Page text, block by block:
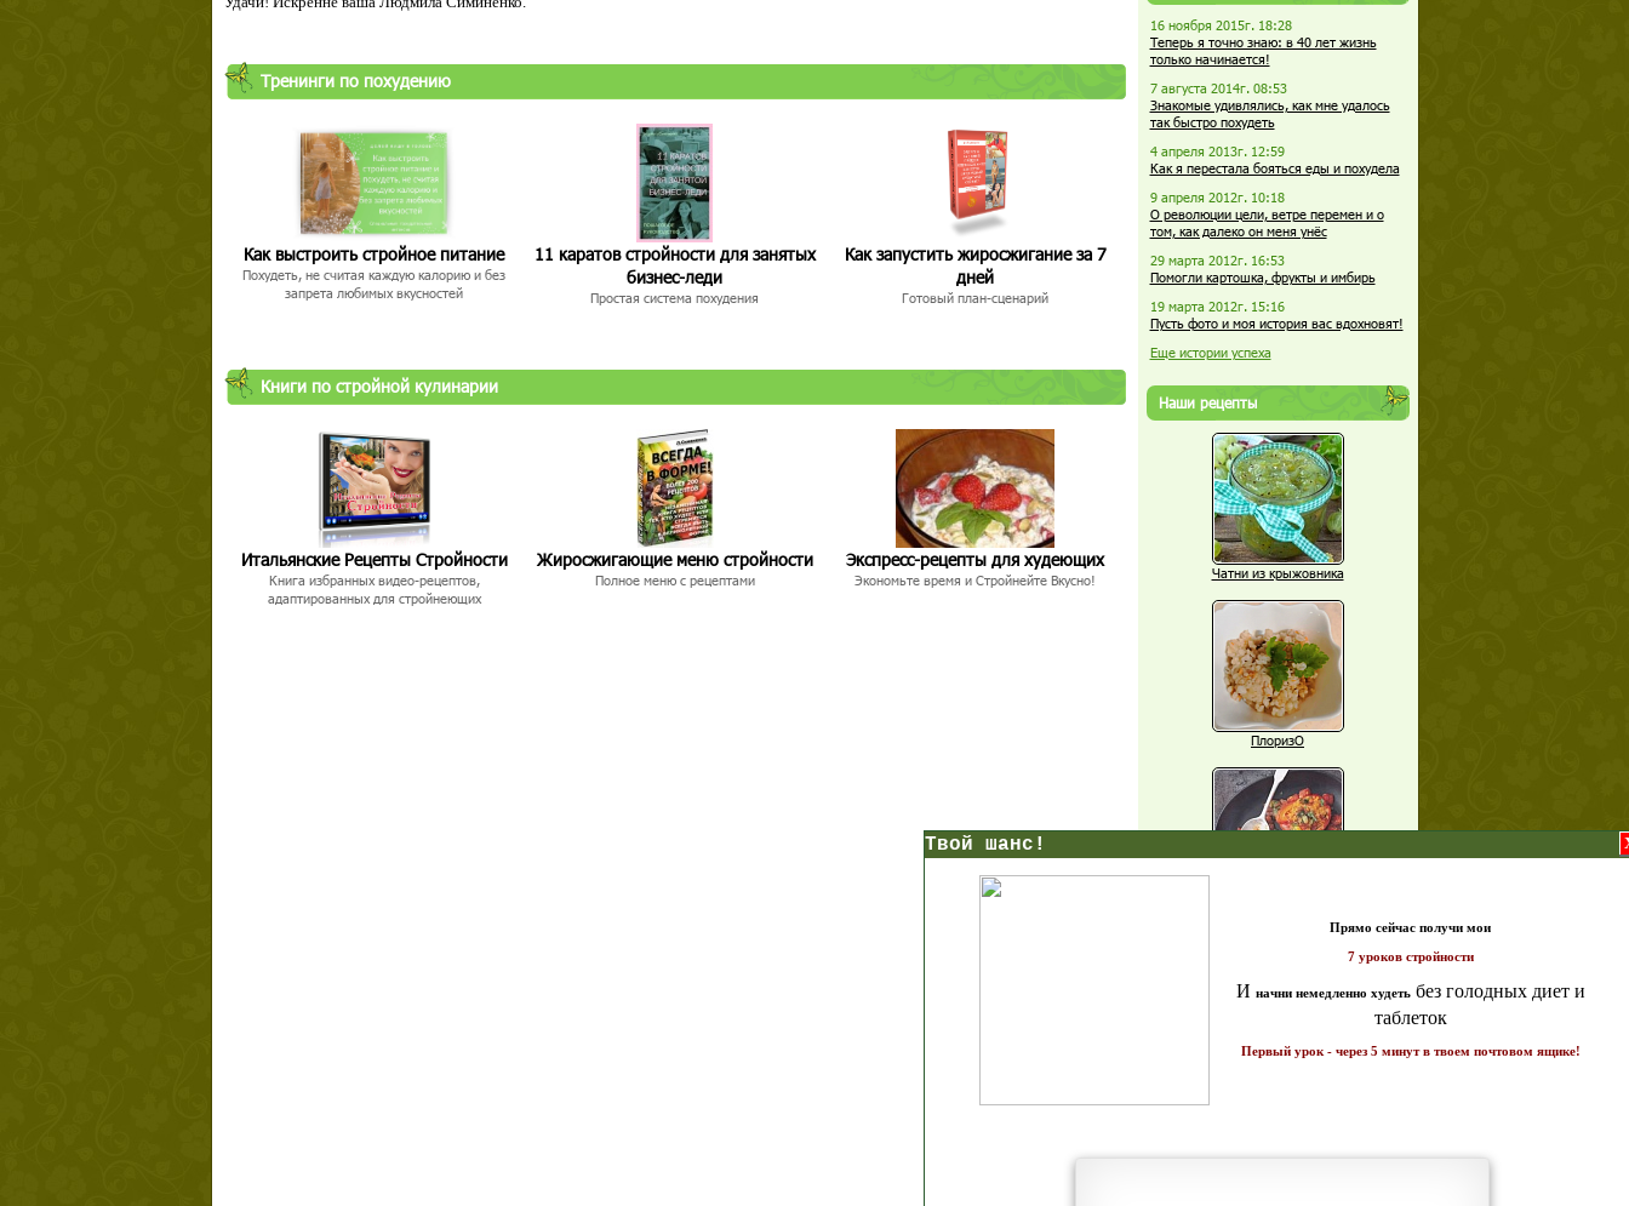
Тренинги по похудению
Как выстроить стройное питание
Похудеть, не считая каждую калорию и без
запрета любимых вкусностей
11 каратов стройности для занятых
бизнес-леди
Простая система похудения
Как запустить жиросжигание за 7
дней
Готовый план-сценарий
Книги по стройной кулинарии
Итальянские Рецепты Стройности
Книга избранных видео-рецептов,
адаптированных для стройнеющих
Жиросжигающие меню стройности
Полное меню с рецептами
Экспресс-рецепты для худеющих
Экономьте время и Стройнейте Вкусно!
16 ноября 2015г. 18:28
Теперь я точно знаю: в 40 лет жизнь
только начинается!
7 августа 2014г. 08:53
Знакомые удивлялись, как мне удалось
так быстро похудеть
4 апреля 2013г. 12:59
Как я перестала бояться еды и похудела
9 апреля 2012г. 10:18
О революции цели, ветре перемен и о
том, как далеко он меня унёс
29 марта 2012г. 16:53
Помогли картошка, фрукты и имбирь
19 марта 2012г. 15:16
Пусть фото и моя история вас вдохновят!
Еще истории успеха
Наши рецепты
Чатни из крыжовника
ПлоризО
Еще рецепты